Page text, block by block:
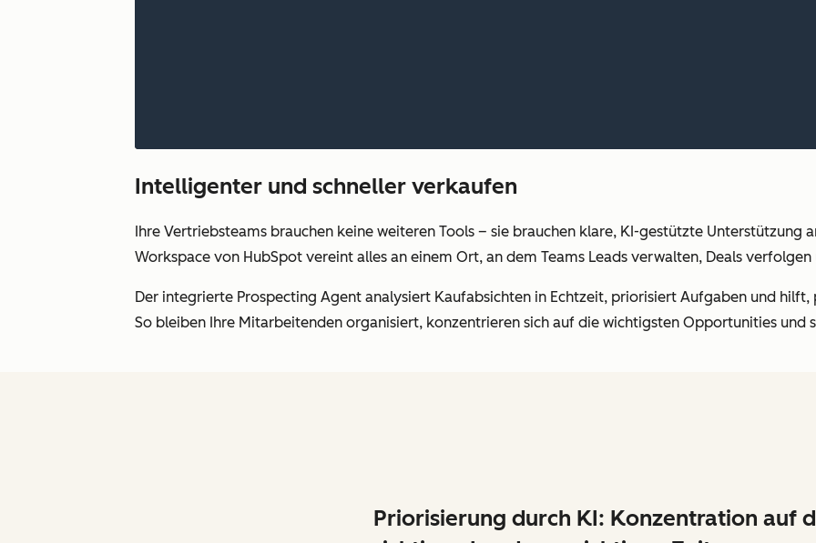
Intelligenter und schneller verkaufen
Ihre Vertriebsteams brauchen keine weiteren Tools – sie brauchen klare, KI-gestützte Unterstützung
Workspace von HubSpot vereint alles an einem Ort, an dem Teams Leads verwalten, Deals
Der integrierte Prospecting Agent analysiert Kaufabsichten in Echtzeit, priorisiert Aufgaben und hilft,
So bleiben Ihre Mitarbeitenden organisiert, konzentrieren sich auf die wichtigsten Opportunities und
Priorisierung durch KI: Konzentration auf